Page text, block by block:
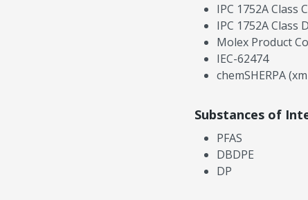
IPC 1752A Class C
IPC 1752A Class D
Molex Product
IEC-62474
chemSHERPA
Substances of
PFAS
DBDPE
DP